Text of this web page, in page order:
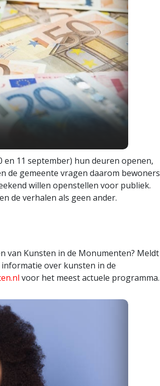
11 september) hun deuren openen,
de gemeente vragen daarom bewoners
willen openstellen voor publiek.
de verhalen als geen ander.
van Kunsten in de Monumenten? Meldt
informatie over kunsten in de
voor het meest actuele programma.